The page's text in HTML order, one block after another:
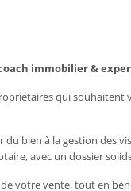
immobilier &
qui
du bien à la gestion des
avec un dossier
votre vente, tout en